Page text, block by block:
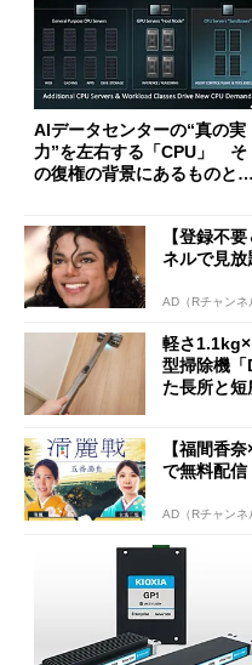
AIデータセンターの“真の実
力”を左右する「CPU」 そ
の復権の背景にあるものと
【登録不
ネルで見放
AD（Rチャンネ
軽さ
型掃除機
た長所と短
【福間香
で無料配信
AD（Rチャンネ